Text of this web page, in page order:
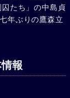
しまう。救出に
乗り込んだ。し
、明とともに射
はグライダーの
ていた大介の旧
明はケイの運転
たち」の中島貞
年ぶりの鷹森立
報